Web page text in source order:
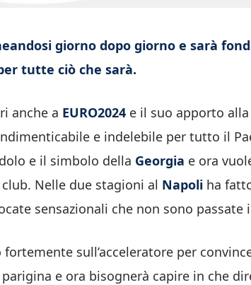
giorno dopo giorno e sarà
tutte ciò che sarà.
anche a EURO2024 e il suo apporto
e indelebile per tutto il
e il simbolo della Georgia e ora
Nelle due stagioni al Napoli ha
sensazionali che non sono passate
sull’acceleratore per
e ora bisognerà capire in che